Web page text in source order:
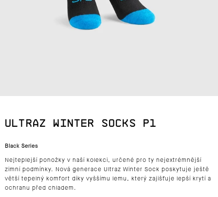
ULTRAZ WINTER SOCKS P1
Black Series
Nejteplejší ponožky v naší kolekci, určené pro ty nejextrémnější
zimní podmínky. Nová generace Ultraz Winter Sock poskytuje ještě
větší tepelný komfort díky vyššímu lemu, který zajišťuje lepší krytí a
ochranu před chladem.
J
Í
T
?